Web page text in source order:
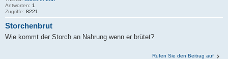
Antworten: 1
Zugriffe: 8221
Storchenbrut
Wie kommt der Storch an Nahrung wenn er brütet?
Rufen Sie den Beitrag auf